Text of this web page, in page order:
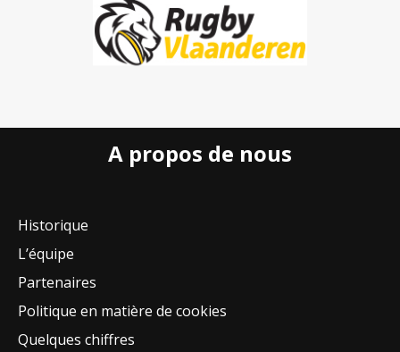
A propos de nous
Historique
L’équipe
Partenaires
Politique en matière de cookies
Quelques chiffres